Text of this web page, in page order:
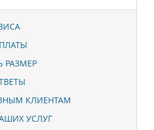
РАЗМЕР
КЛИЕНТАМ
УСЛУГ